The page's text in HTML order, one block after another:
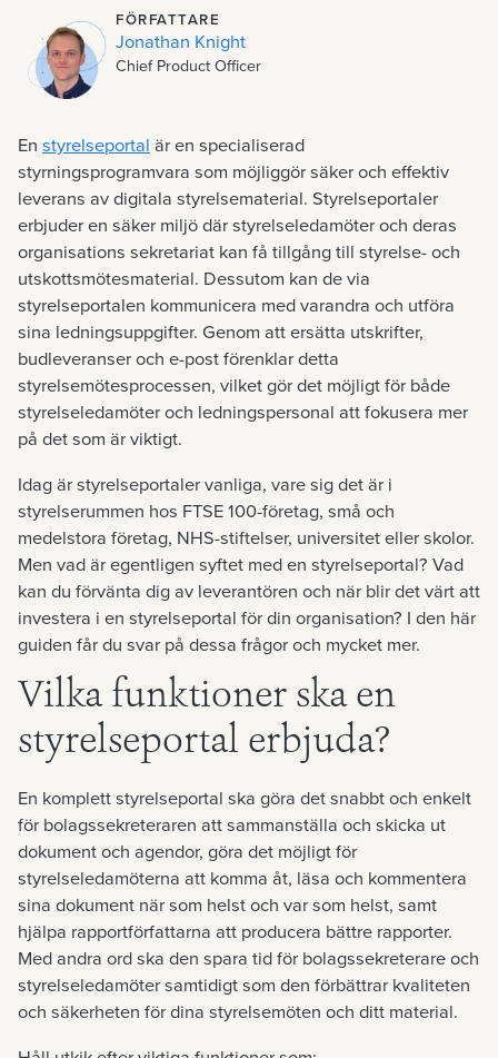
En styrelseportal är en specialiserad
styrningsprogramvara som möjliggör säker och effektiv
leverans av digitala styrelsematerial. Styrelseportaler
erbjuder en säker miljö där styrelseledamöter och deras
organisations sekretariat kan få tillgång till styrelse- och
utskottsmötesmaterial. Dessutom kan de via
styrelseportalen kommunicera med varandra och utföra
sina ledningsuppgifter. Genom att ersätta utskrifter,
budleveranser och e-post förenklar detta
styrelsemötesprocessen, vilket gör det möjligt för både
styrelseledamöter och ledningspersonal att fokusera mer
på det som är viktigt.
Idag är styrelseportaler vanliga, vare sig det är i
styrelserummen hos FTSE 100-företag, små och
medelstora företag, NHS-stiftelser, universitet eller skolor.
Men vad är egentligen syftet med en styrelseportal? Vad
kan du förvänta dig av leverantören och när blir det värt att
investera i en styrelseportal för din organisation? I den här
guiden får du svar på dessa frågor och mycket mer.
Vilka funktioner ska en
styrelseportal erbjuda?
En komplett styrelseportal ska göra det snabbt och enkelt
för bolagssekreteraren att sammanställa och skicka ut
dokument och agendor, göra det möjligt för
styrelseledamöterna att komma åt, läsa och kommentera
sina dokument när som helst och var som helst, samt
hjälpa rapportförfattarna att producera bättre rapporter.
Med andra ord ska den spara tid för bolagssekreterare och
styrelseledamöter samtidigt som den förbättrar kvaliteten
och säkerheten för dina styrelsemöten och ditt material.
FÖRFATTARE
Jonathan Knight
Chief Product Officer